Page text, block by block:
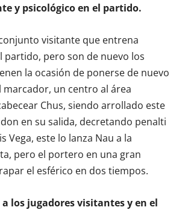
y psicológico en el partido.
visitante que entrena
partido, pero son de nuevo los
la ocasión de ponerse de nuevo
marcador, un centro al área
Chus, siendo arrollado este
en su salida, decretando penalti
Vega, este lo lanza Nau a la
pero el portero en una gran
el esférico en dos tiempos.
a los jugadores visitantes y en el